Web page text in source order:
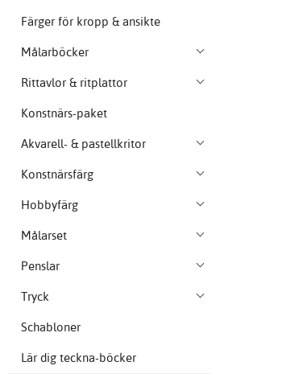
Färger för kropp & ansikte
Målarböcker
Rittavlor & ritplattor
Konstnärs-paket
Akvarell- & pastellkritor
Konstnärsfärg
Hobbyfärg
Målarset
Penslar
Tryck
Schabloner
Lär dig teckna-böcker